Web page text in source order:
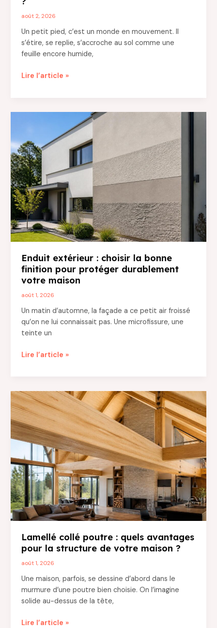
août 2, 2026
Un petit pied, c’est un monde en mouvement. Il
s’étire, se replie, s’accroche au sol comme une
feuille encore humide,
Pointure
premières
chaussures
sans
se
tromper
?
Lire l’article »
Enduit extérieur : choisir la bonne
finition pour protéger durablement
votre maison
août 1, 2026
Un matin d’automne, la façade a ce petit air froissé
qu’on ne lui connaissait pas. Une microfissure, une
teinte un
Enduit
la
bonne
finition
pour
protéger
durablement
votre
maison
Lire l’article »
Lamellé collé poutre : quels avantages
pour la structure de votre maison ?
août 1, 2026
Une maison, parfois, se dessine d’abord dans le
murmure d’une poutre bien choisie. On l’imagine
solide au-dessus de la tête,
Lamellé
Lire l’article »